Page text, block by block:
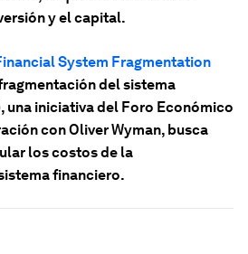
y el capital.
System Fragmentation
del sistema
una iniciativa del Foro Económico
con Oliver Wyman, busca
los costos de la
financiero.